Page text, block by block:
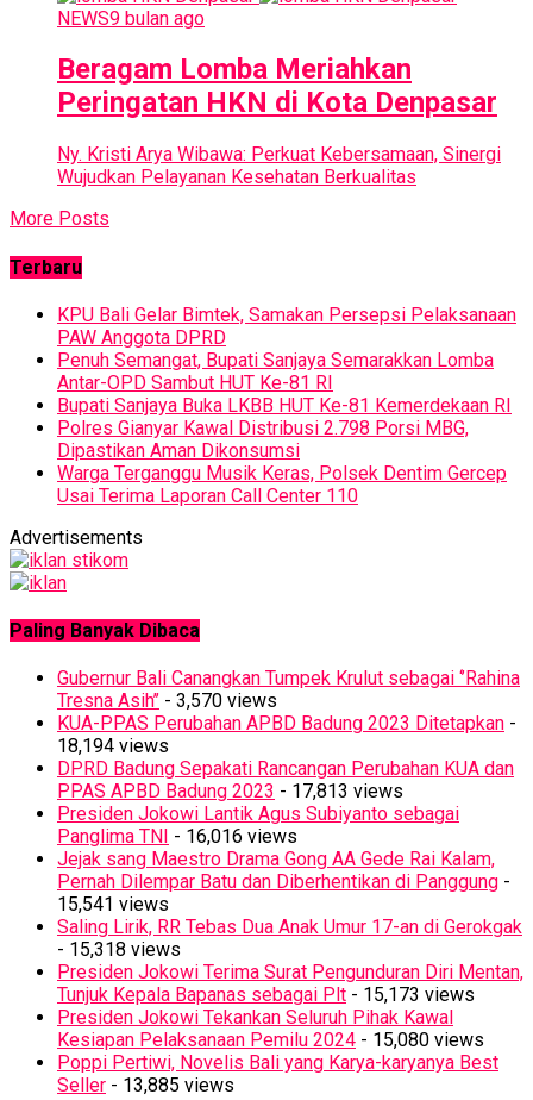
NEWS9 bulan ago
Beragam Lomba Meriahkan
Peringatan HKN di Kota Denpasar
Ny. Kristi Arya Wibawa: Perkuat Kebersamaan, Sinergi
Wujudkan Pelayanan Kesehatan Berkualitas
More Posts
Terbaru
KPU Bali Gelar Bimtek, Samakan Persepsi Pelaksanaan
PAW Anggota DPRD
Penuh Semangat, Bupati Sanjaya Semarakkan Lomba
Antar-OPD Sambut HUT Ke-81 RI
Bupati Sanjaya Buka LKBB HUT Ke-81 Kemerdekaan RI
Polres Gianyar Kawal Distribusi 2.798 Porsi MBG,
Dipastikan Aman Dikonsumsi
Warga Terganggu Musik Keras, Polsek Dentim Gercep
Usai Terima Laporan Call Center 110
Advertisements
Paling Banyak Dibaca
Gubernur Bali Canangkan Tumpek Krulut sebagai ‘’Rahina
Tresna Asih’’ - 3,570 views
KUA-PPAS Perubahan APBD Badung 2023 Ditetapkan -
18,194 views
DPRD Badung Sepakati Rancangan Perubahan KUA dan
PPAS APBD Badung 2023 - 17,813 views
Presiden Jokowi Lantik Agus Subiyanto sebagai
Panglima TNI
- 16,016 views
Jejak sang Maestro Drama Gong AA Gede Rai Kalam,
Pernah Dilempar Batu dan Diberhentikan di Panggung -
15,541 views
Saling Lirik, RR Tebas Dua Anak Umur 17-an di Gerokgak
- 15,318 views
Presiden Jokowi Terima Surat Pengunduran Diri Mentan,
Tunjuk Kepala Bapanas sebagai Plt - 15,173 views
Presiden Jokowi Tekankan Seluruh Pihak Kawal
Kesiapan Pelaksanaan Pemilu 2024 - 15,080 views
Poppi Pertiwi, Novelis Bali yang Karya-karyanya Best
Seller - 13,885 views